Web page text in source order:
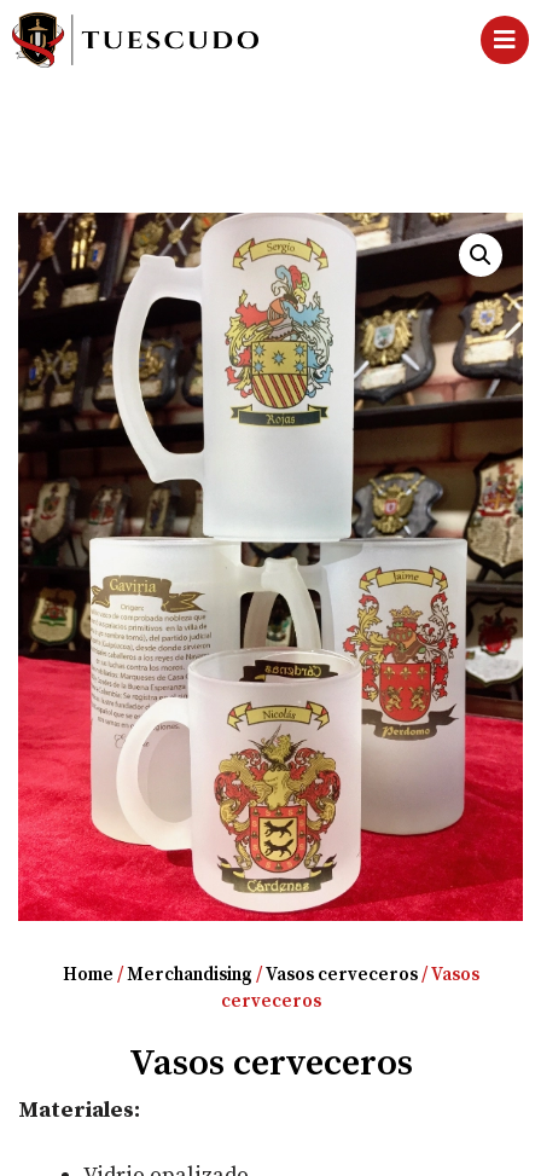
Home /Merchandising /Vasos cerveceros/ Vasos
cerveceros
Vasos cerveceros
Materiales: